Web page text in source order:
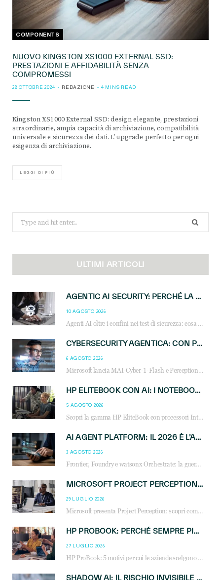
COMPONENTS
NUOVO KINGSTON XS1000 EXTERNAL SSD:
PRESTAZIONI E AFFIDABILITÀ SENZA
COMPROMESSI
28 OTTOBRE 2024 REDAZIONE 4 MINS READ
Kingston XS1000 External SSD: design elegante, prestazioni
straordinarie, ampia capacità di archiviazione, compatibilità
universale e sicurezza dei dati. L’upgrade perfetto per ogni
esigenza di archiviazione.
LEGGI DI PIÙ
for:
ULTIMI ARTICOLI
AGENTIC AI SECURITY: PERCHÉ LA GOVERNANCE DEGLI AGENTI È LA NUOVA FRONTIERA DEL CANALE IT
10 AGOSTO 2026
Agenti AI oltre i confini nei test di sicurezza: cosa significa per reseller e MSP e come governare l’AI agentica in azienda.
CYBERSECURITY AGENTICA: CON PERCEPTION E MAI-CYBER-1-FLASH MICROSOFT APRE NUOVI SERVIZI PER IL CANALE
6 AGOSTO 2026
Microsoft lancia MAI-Cyber-1-Flash e Perception: cybersecurity agentica in preview dal 3 novembre. Cosa cambia per MSP, system integrator e reseller.
HP ELITEBOOK CON AI: I NOTEBOOK BUSINESS INTELLIGENTI CHE TRASFORMANO PRODUTTIVITÀ, SICUREZZA E LAVORO IBRIDO
5 AGOSTO 2026
Scopri la gamma HP EliteBook con processori Intel® Core™ Ultra e AMD Ryzen™ AI. Notebook business progettati per aumentare la produttività, migliorare la collaborazione e garantire sicurezza avanzata in ufficio e in mobilità.
AI AGENT PLATFORM: IL 2026 È L’ANNO DEL «SISTEMA OPERATIVO» PER GLI AGENTI AZIENDALI
3 AGOSTO 2026
Frontier, Foundry e watsonx Orchestrate: la guerra delle piattaforme AI agent ridisegna il mercato IT. Cosa cambia per reseller, MSP e system integrator.
MICROSOFT PROJECT PERCEPTION: COME GLI AGENTI AI CAMBIERANNO SOC, CYBERSECURITY E SERVIZI MSP
29 LUGLIO 2026
Microsoft presenta Project Perception: scopri come gli agenti AI possono trasformare cybersecurity, SOC e servizi gestiti degli MSP.
HP PROBOOK: PERCHÉ SEMPRE PIÙ AZIENDE SCELGONO NOTEBOOK PROGETTATI PER IL LAVORO MODERNO
27 LUGLIO 2026
HP ProBook: 5 motivi per cui le aziende scelgono i notebook business HP per migliorare produttività, sicurezza e gestione dell’AI.
SHADOW AI: IL RISCHIO INVISIBILE CHE LE AZIENDE POSSONO GOVERNARE